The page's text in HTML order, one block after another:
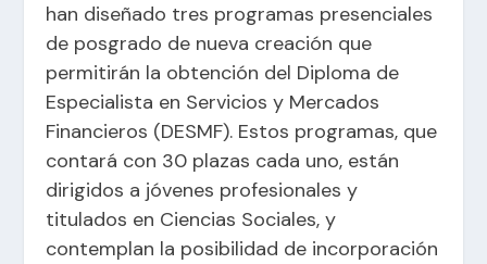
han diseñado tres programas presenciales
de posgrado de nueva creación que
permitirán la obtención del Diploma de
Especialista en Servicios y Mercados
Financieros (DESMF). Estos programas, que
contará con 30 plazas cada uno, están
dirigidos a jóvenes profesionales y
titulados en Ciencias Sociales, y
contemplan la posibilidad de incorporación